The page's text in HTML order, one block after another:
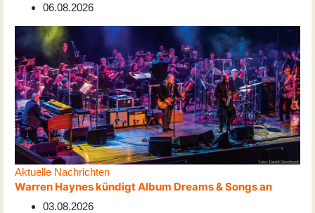
06.08.2026
Aktuelle Nachrichten
Warren Haynes kündigt Album Dreams & Songs an
03.08.2026